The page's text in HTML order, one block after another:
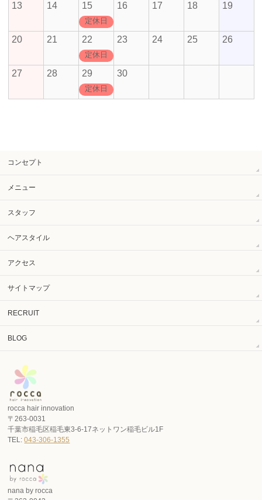
13 14 15
定休日
16 17 18 19
20 21 22
定休日
23 24 25 26
27 28 29
定休日
30
コンセプト
メニュー
スタッフ
ヘアスタイル
アクセス
サイトマップ
RECRUIT
BLOG
rocca hair innovation
〒263-0031
千葉市稲毛区稲毛東3-6-17ネットワン稲毛ビル1F
TEL:043-306-1355
nana by rocca